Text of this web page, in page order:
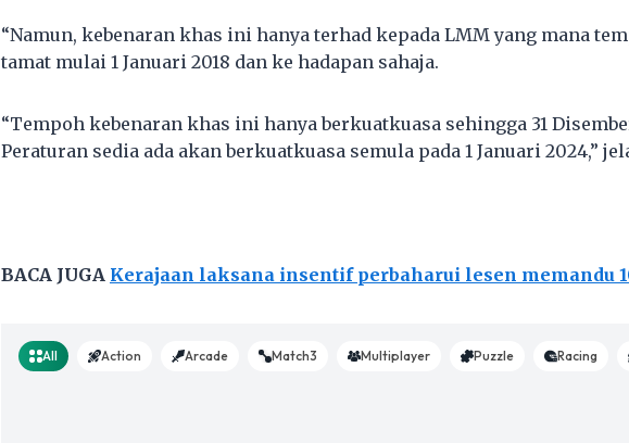
“Namun, kebenaran khas ini hanya terhad kepada LMM yang mana
tamat mulai 1 Januari 2018 dan ke hadapan sahaja.
“Tempoh kebenaran khas ini hanya berkuatkuasa sehingga 31
Peraturan sedia ada akan berkuatkuasa semula pada 1 Januari 2024,”
BACA JUGA Kerajaan laksana insentif perbaharui lesen memandu